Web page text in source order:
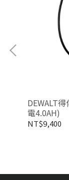
DEWALT
電4.0AH)
NT$9,400